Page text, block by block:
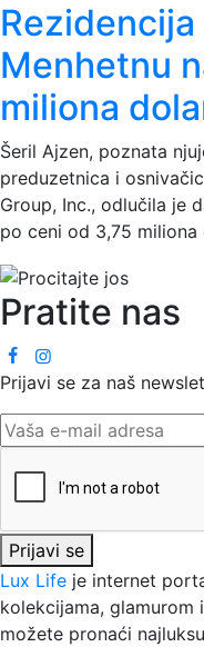
Menhetnu
miliona
Šeril Ajzen, poznata
preduzetnica i
Group, Inc., odlučila je
po ceni od 3,75 miliona
Pratite nas
Prijavi se za naš
Prijavi se
Lux Life je internet
kolekcijama, glamurom
možete pronaći